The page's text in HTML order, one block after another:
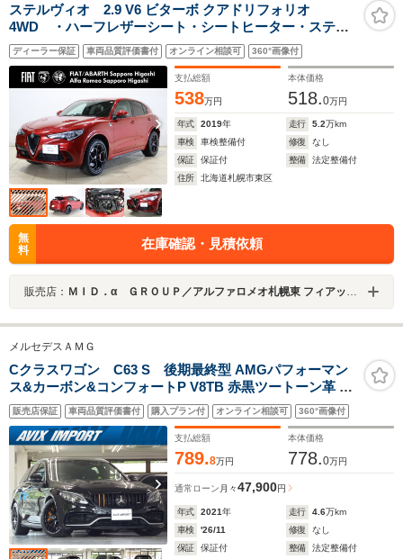
ステルヴィオ 2.9 V6 ビターボ クアドリフォリオ
4WD ・ハーフレザーシート・シートヒーター・ステア
リングヒーター・オートテールゲート・アンビエントラ
イト・リアカメラ・harmank/kardon・純正20AW・認定
中古車
ディーラー保証 車両品質評価書付 オンライン相談可 360°画像付
支払総額
538万円
本体価格
518.0万円
年式 2019年 走行 5.2万km
車検
車検整備付 修復
なし
保証
保証付 整備
法定整備付
住所
北海道札幌市東区
無
料
在庫確認・見積依頼
販売店： ＭＩＤ．α ＧＲＯＵＰ／アルファロメオ札幌東 フィアット／アバルト札幌東／株式会社ＭＩＤ ＡＬＦＡ
メルセデスＡＭＧ
Cクラスワゴン C63 S 後期最終型 AMGパフォーマン
ス&カーボン&コンフォートP V8TB 赤黒ツートーン革 パ
ノラマSR HDDナビ地デジBカメラ HUD Burmester エア
バランスP 前席Sヒーター マルチビームLED 自動テール
ゲート Pアシスト 禁煙
販売店保証 車両品質評価書付 購入プラン付 オンライン相談可 360°画像付
支払総額
789.8万円
本体価格
778.0万円
通常ローン 月々47,900円
年式 2021年 走行 4.6万km
車検
'26/11 修復
なし
保証
保証付 整備
法定整備付